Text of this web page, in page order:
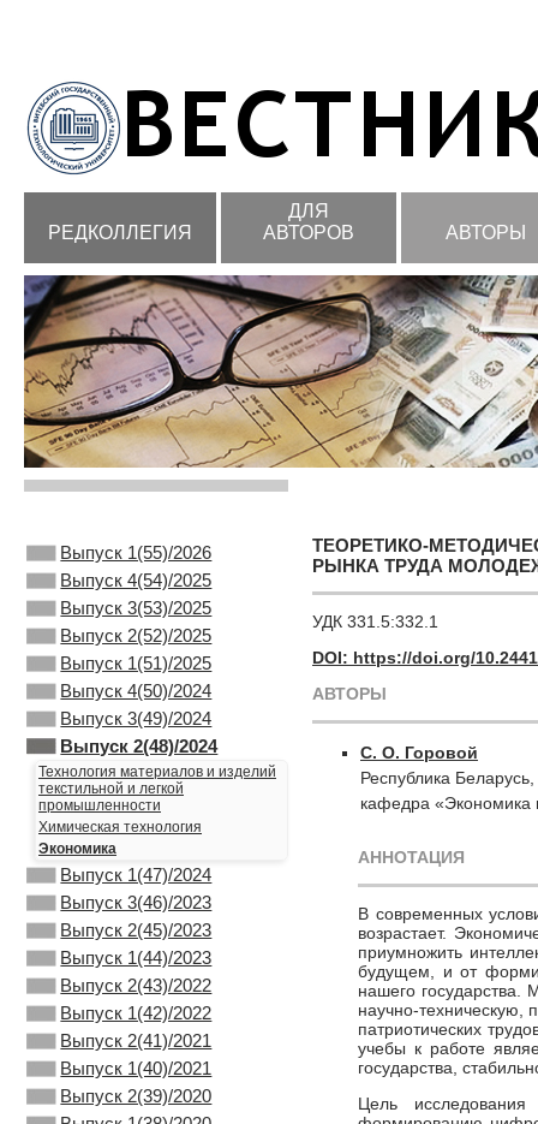
РЕДКОЛЛЕГИЯ
ДЛЯ
АВТОРОВ
АВТОРЫ
Выпуск 1(55)/2026
Выпуск 4(54)/2025
Выпуск 3(53)/2025
Выпуск 2(52)/2025
Выпуск 1(51)/2025
Выпуск 4(50)/2024
Выпуск 3(49)/2024
Выпуск 2(48)/2024
Технология материалов и изделий
текстильной и легкой
промышленности
Химическая технология
Экономика
Выпуск 1(47)/2024
Выпуск 3(46)/2023
Выпуск 2(45)/2023
Выпуск 1(44)/2023
Выпуск 2(43)/2022
Выпуск 1(42)/2022
Выпуск 2(41)/2021
Выпуск 1(40)/2021
Выпуск 2(39)/2020
ТЕОРЕТИКО-
РЫНКА ТРУДА
УДК 331.5:332.1
DOI: https://doi.org/
АВТОРЫ
С. О. Горовой
Республика
кафедра «Экономика
АННОТАЦИЯ
В современных
возрастает.
приумножить
будущем, и от
нашего государства.
научно-техническую,
патриотических
учебы к работе
государства,
Цель